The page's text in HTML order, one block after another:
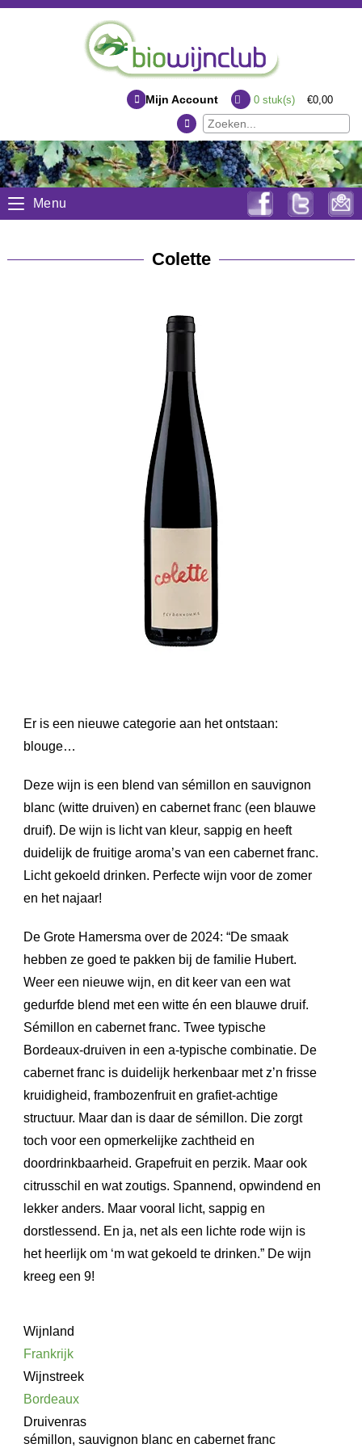
Mijn Account 0stuk(s) €0,00
Menu
Colette
Er is een nieuwe categorie aan het ontstaan:
blouge…
Deze wijn is een blend van sémillon en sauvignon
blanc (witte druiven) en cabernet franc (een blauwe
druif). De wijn is licht van kleur, sappig en heeft
duidelijk de fruitige aroma’s van een cabernet franc.
Licht gekoeld drinken. Perfecte wijn voor de zomer
en het najaar!
De Grote Hamersma over de 2024: “De smaak
hebben ze goed te pakken bij de familie Hubert.
Weer een nieuwe wijn, en dit keer van een wat
gedurfde blend met een witte én een blauwe druif.
Sémillon en cabernet franc. Twee typische
Bordeaux-druiven in een a-typische combinatie. De
cabernet franc is duidelijk herkenbaar met z’n frisse
kruidigheid, frambozenfruit en grafiet-achtige
structuur. Maar dan is daar de sémillon. Die zorgt
toch voor een opmerkelijke zachtheid en
doordrinkbaarheid. Grapefruit en perzik. Maar ook
citrusschil en wat zoutigs. Spannend, opwindend en
lekker anders. Maar vooral licht, sappig en
dorstlessend. En ja, net als een lichte rode wijn is
het heerlijk om ‘m wat gekoeld te drinken.” De wijn
kreeg een 9!
Wijnland
Frankrijk
Wijnstreek
Bordeaux
Druivenras
sémillon, sauvignon blanc en cabernet franc